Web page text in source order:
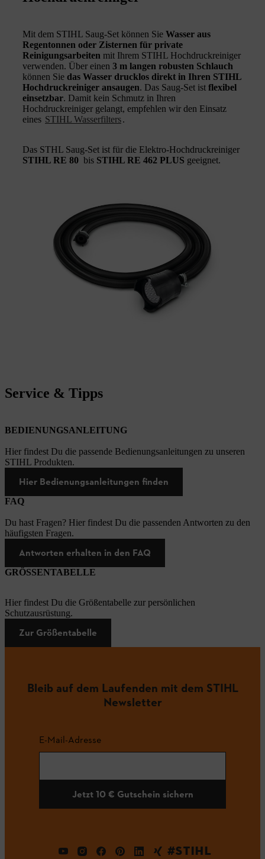
Mit dem STIHL Saug-Set können Sie Wasser aus
Regentonnen oder Zisternen für private
Reinigungsarbeiten mit Ihrem STIHL Hochdruckreiniger
verwenden. Über einen 3 m langen robusten Schlauch
können Sie das Wasser drucklos direkt in Ihren STIHL
Hochdruckreiniger ansaugen. Das Saug-Set ist flexibel
einsetzbar. Damit kein Schmutz in Ihren
Hochdruckreiniger gelangt, empfehlen wir den Einsatz
eines STIHL Wasserfilters.
Das STHL Saug-Set ist für die Elektro-Hochdruckreiniger
STIHL RE 80 bis STIHL RE 462 PLUS geeignet.
Service & Tipps
BEDIENUNGSANLEITUNG
Hier findest Du die passende Bedienungsanleitungen zu unseren
STIHL Produkten.
Hier Bedienungsanleitungen finden
FAQ
Du hast Fragen? Hier findest Du die passenden Antworten zu den
häufigsten Fragen.
Antworten erhalten in den FAQ
GRÖSSENTABELLE
Hier findest Du die Größentabelle zur persönlichen
Schutzausrüstung.
Zur Größentabelle
Bleib auf dem Laufenden mit dem STIHL
Newsletter
E-Mail-Adresse
Jetzt 10 € Gutschein sichern
#STIHL